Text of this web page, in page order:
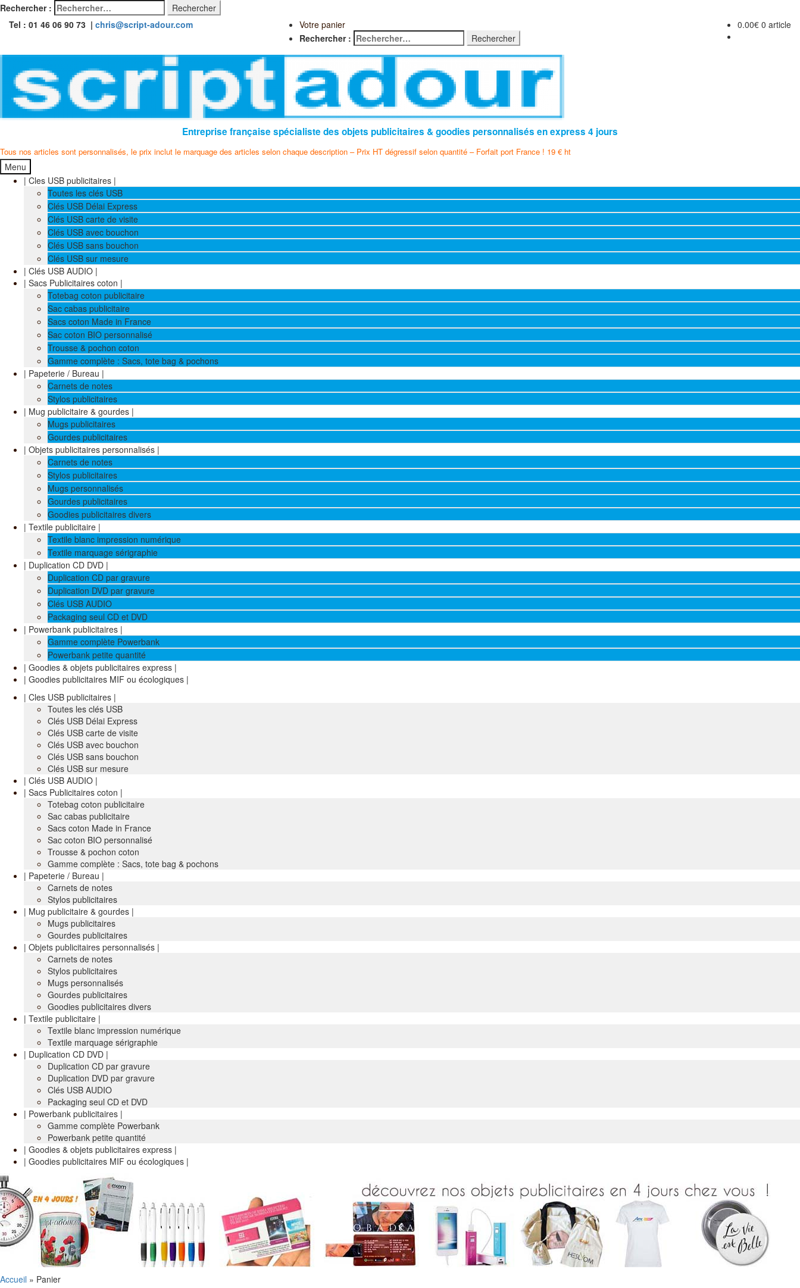
Rechercher :
Tel : 01 46 06 90 73 | chris@script-adour.com 0.00€ 0 article
Votre panier
Rechercher :
Entreprise française spécialiste des objets publicitaires & goodies personnalisés en express 4 jours
Tous nos articles sont personnalisés, le prix inclut le marquage des articles selon chaque description – Prix HT dégressif selon quantité – Forfait port France ! 19 € ht
Menu
| Cles USB publicitaires |
Toutes les clés USB
Clés USB Délai Express
Clés USB carte de visite
Clés USB avec bouchon
Clés USB sans bouchon
Clés USB sur mesure
| Clés USB AUDIO |
| Sacs Publicitaires coton |
Totebag coton publicitaire
Sac cabas publicitaire
Sacs coton Made in France
Sac coton BIO personnalisé
Trousse & pochon coton
Gamme complète : Sacs, tote bag & pochons
| Papeterie / Bureau |
Carnets de notes
Stylos publicitaires
| Mug publicitaire & gourdes |
Mugs publicitaires
Gourdes publicitaires
| Objets publicitaires personnalisés |
Carnets de notes
Stylos publicitaires
Mugs personnalisés
Gourdes publicitaires
Goodies publicitaires divers
| Textile publicitaire |
Textile blanc impression numérique
Textile marquage sérigraphie
| Duplication CD DVD |
Duplication CD par gravure
Duplication DVD par gravure
Clés USB AUDIO
Packaging seul CD et DVD
| Powerbank publicitaires |
Gamme complète Powerbank
Powerbank petite quantité
| Goodies & objets publicitaires express |
| Goodies publicitaires MIF ou écologiques |
| Cles USB publicitaires |
Toutes les clés USB
Clés USB Délai Express
Clés USB carte de visite
Clés USB avec bouchon
Clés USB sans bouchon
Clés USB sur mesure
| Clés USB AUDIO |
| Sacs Publicitaires coton |
Totebag coton publicitaire
Sac cabas publicitaire
Sacs coton Made in France
Sac coton BIO personnalisé
Trousse & pochon coton
Gamme complète : Sacs, tote bag & pochons
| Papeterie / Bureau |
Carnets de notes
Stylos publicitaires
| Mug publicitaire & gourdes |
Mugs publicitaires
Gourdes publicitaires
| Objets publicitaires personnalisés |
Carnets de notes
Stylos publicitaires
Mugs personnalisés
Gourdes publicitaires
Goodies publicitaires divers
| Textile publicitaire |
Textile blanc impression numérique
Textile marquage sérigraphie
| Duplication CD DVD |
Duplication CD par gravure
Duplication DVD par gravure
Clés USB AUDIO
Packaging seul CD et DVD
| Powerbank publicitaires |
Gamme complète Powerbank
Powerbank petite quantité
| Goodies & objets publicitaires express |
| Goodies publicitaires MIF ou écologiques |
Accueil » Panier